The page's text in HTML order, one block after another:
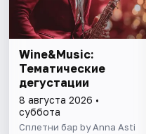
Wine&Music:
Тематические
дегустации
8 августа 2026 •
суббота
Сплетни бар by Anna Asti